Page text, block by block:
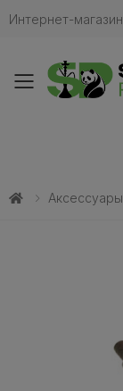
Интернет-
Toggle
Аксессуары